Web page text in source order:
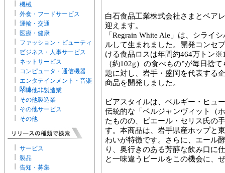
機械
外食・フードサービス
運輸・交通
医療・健康
ファッション・ビューティ
ー
ビジネス・人事サービス
ネットサービス
コンピュータ・通信機器
エンタテインメント・音楽
関連
その他非製造業
その他製造業
その他サービス
その他
サービス
製品
告知・募集
白石食品工業株式会社さまとベア
迎えます。
「Regrain White Ale」は、シライ
ルして生まれました。開発コンセ
ける食品ロスは年間約464万トン
（約102g）の食べもの”が毎日捨
題に対し、岩手・盛岡を代表する
商品を開発しました。
ビアスタイルは、ベルギー・ヒュ
伝統的な「ベルジャンヴィット（
たものの、ピエール・セリス氏の
す。本商品は、岩手県産ホップと
わいが特徴です。さらに、エール
り、奥行きのある芳醇な飲み口に
と一味違うビールをこの機会に、